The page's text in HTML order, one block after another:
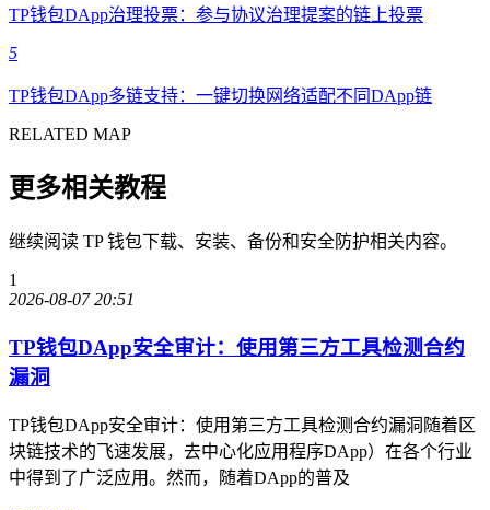
TP钱包DApp治理投票：参与协议治理提案的链上投票
5
TP钱包DApp多链支持：一键切换网络适配不同DApp链
RELATED MAP
更多相关教程
继续阅读 TP 钱包下载、安装、备份和安全防护相关内容。
1
2026-08-07 20:51
TP钱包DApp安全审计：使用第三方工具检测合约
漏洞
TP钱包DApp安全审计：使用第三方工具检测合约漏洞随着区
块链技术的飞速发展，去中心化应用程序DApp）在各个行业
中得到了广泛应用。然而，随着DApp的普及